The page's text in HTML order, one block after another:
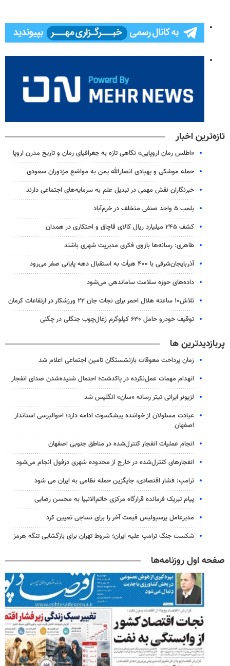
تازه‌ترین اخبار
«اطلس رمان اروپایی» نگاهی تازه به جغرافیای رمان و تاریخ مدرن اروپا
حمله موشکی و پهپادی انصارالله یمن به مواضع مزدوران سعودی
خبرنگاران نقش مهمی در تبدیل علم به سرمایه‌های اجتماعی دارند
پلمب ۵ واحد صنفی متخلف در خرم‌آباد
کشف ۲۴۵ میلیارد ریال کالای قاچاق و احتکاری در همدان
طاهری: رسانه‌ها بازوی فکری مدیریت شهری باشند
آذربایجان‌شرقی با ۴۰۰ هیأت به استقبال دهه پایانی صفر می‌رود
داده‌های حوزه سلامت ساماندهی می‌شود
تلاش۱۰ ساعته هلال احمر برای نجات جان ۲۲ ورزشکار در ارتفاعات کرمان
توقیف خودرو حامل ۶۳۰ کیلوگرم زغال‌چوب جنگلی در چگنی
پربازدیدترین ها
زمان پرداخت معوقات بازنشستگان تامین اجتماعی اعلام شد
انهدام مهمات عمل‌نکرده در پاکدشت؛ احتمال شنیده‌شدن صدای انفجار
لژیونر ایرانی تیتر رسانه «سان» انگلیس شد
عیادت مسئولان از خواننده پیشکسوت ادامه دارد؛ احوالپرسی استاندار
اصفهان
انجام عملیات انفجار کنترل‌شده در مناطق جنوبی اصفهان
انفجارهای کنترل‌شده در خارج از محدوده شهری دزفول انجام می‌شود
ترامپ: فشار اقتصادی، جایگزین حمله نظامی به ایران می شود
پیام تبریک فرمانده قرارگاه مرکزی خاتم‌الانبیا به محسن رضایی
مدیرعامل پرسپولیس قیمت آخر را برای نساجی تعیین کرد
شکست جنگ ترامپ علیه ایران؛ شروط تهران برای بازگشایی تنگه هرمز
صفحه اول روزنامه‌ها